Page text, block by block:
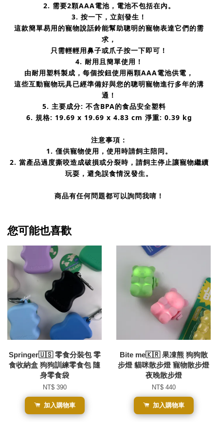
2. 需要2顆AAA電池，電池不包括在內。
3. 按一下，立刻發生！
這款簡單易用的寵物說話鈴能幫助聰明的寵物表達它們的需
求，
只需輕輕用鼻子或爪子按一下即可！
4. 耐用且簡單使用！
由耐用塑料製成，每個按鈕使用兩顆AAA電池供電，
這些互動寵物玩具已經準備好與您的聰明寵物進行多年的溝
通！
5. 主要成分: 不含BPA的食品安全塑料
6. 規格: 19.69 x 19.69 x 4.83 cm 淨重: 0.39 kg
注意事項：
1. 僅供寵物使用，使用時請飼主陪同。
2. 當產品過度撕咬造成破損或分裂時，請飼主停止讓寵物繼續
玩耍，避免誤食情況發生。
商品有任何問題都可以詢問我唷！
您可能也喜歡
Springer🇺🇸 零食分裝包 零
食收納盒 狗狗訓練零食包 隨
身零食袋
NT$ 390
加入購物車
Bite me🇰🇷 果凍熊 狗狗散
步燈 貓咪散步燈 寵物散步燈
夜晚散步燈
NT$ 440
加入購物車